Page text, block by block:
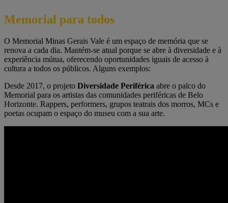
Memorial para todos
O Memorial Minas Gerais Vale é um espaço de memória que se
renova a cada dia. Mantém-se atual porque se abre à diversidade e à
experiência mútua, oferecendo oportunidades iguais de acesso à
cultura a todos os públicos. Alguns exemplos:
Desde 2017, o projeto Diversidade Periférica abre o palco do
Memorial para os artistas das comunidades periféricas de Belo
Horizonte. Rappers, performers, grupos teatrais dos morros, MCs e
poetas ocupam o espaço do museu com a sua arte.